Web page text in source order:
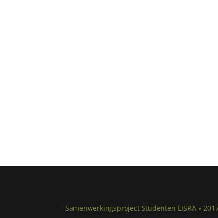
Samenwerkingsproject Studenten EISRA »